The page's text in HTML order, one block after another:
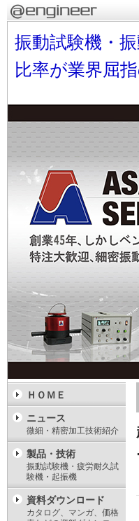
振動試験機・
比率が業界屈
ＨＯＭＥ
ニュース
微細・精密加工技術紹介
製品・技術
振動試験機・疲労耐久試
験機・起振機
資料ダウンロード
カタログ、マンガ、価格